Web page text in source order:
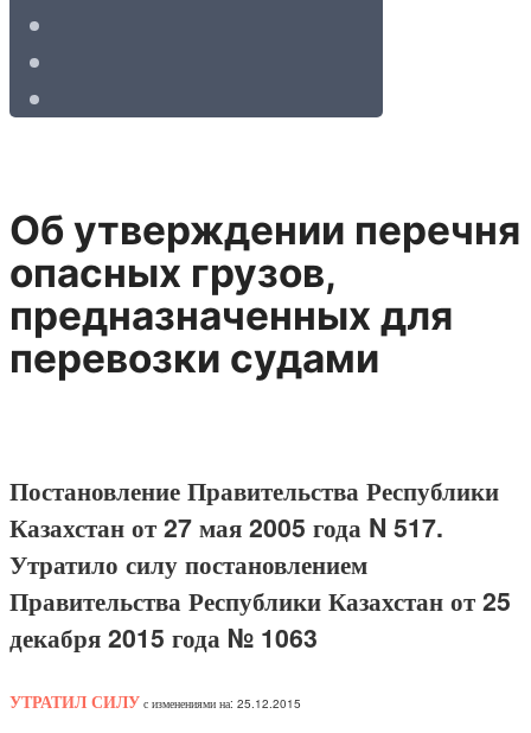
Об утверждении перечня
опасных грузов,
предназначенных для
перевозки судами
Постановление Правительства Республики
Казахстан от 27 мая 2005 года N 517.
Утратило силу постановлением
Правительства Республики Казахстан от 25
декабря 2015 года № 1063
УТРАТИЛ СИЛУ с изменениями на: 25.12.2015